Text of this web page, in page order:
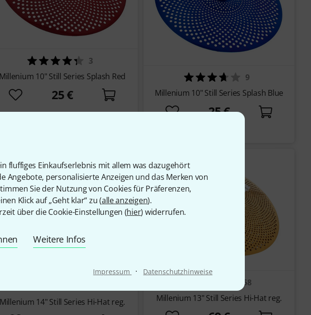
fluffiges Einkaufserlebnis mit allem was dazugehört
Angebote, personalisierte Anzeigen und das Merken von
Sie der Nutzung von Cookies für Präferenzen,
Klick auf „Geht klar“ zu (alle anzeigen).
über die Cookie-Einstellungen (hier) widerrufen.
Weitere Infos
Impressum · Datenschutzhinweise
3
Millenium 10" Still Series Splash Red
25 €
Sofort lieferbar
9
Millenium 10" Still Series Splash Blue
25 €
Millenium 14" Still Series Hi-Hat reg.
58
Millenium 13" Still Series Hi-Hat reg.